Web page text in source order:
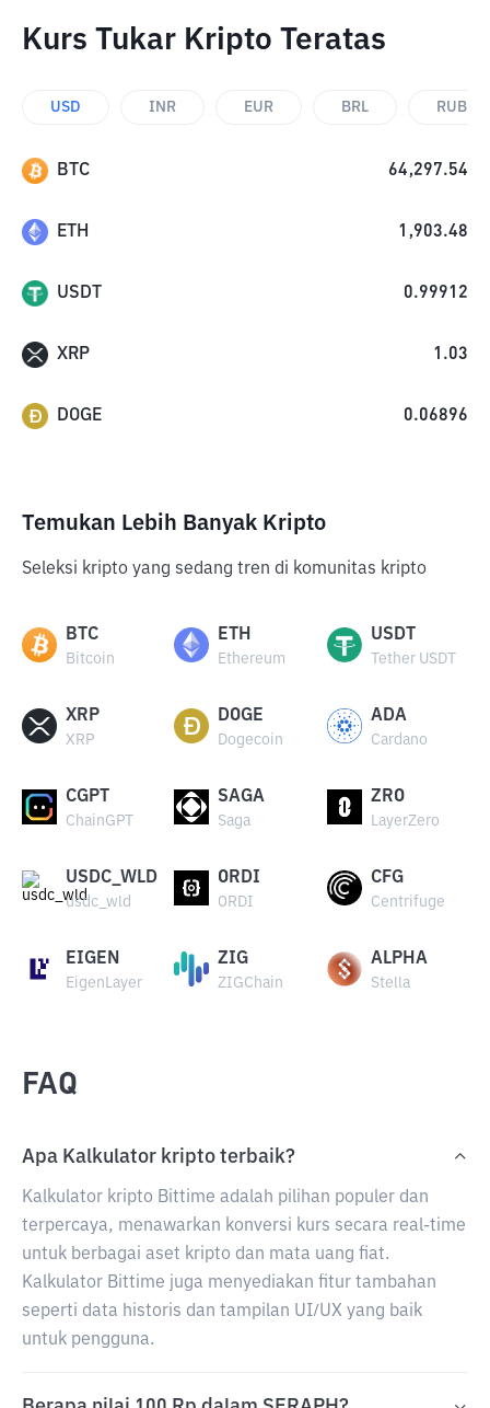
Kurs Tukar Kripto Teratas
USD INR EUR BRL RUB
BTC 64,297.54
ETH 1,903.48
USDT 0.99912
XRP 1.03
DOGE 0.06896
Temukan Lebih Banyak Kripto
Seleksi kripto yang sedang tren di komunitas kripto
BTC
Bitcoin
ETH
Ethereum
USDT
Tether USDT
XRP
XRP
DOGE
Dogecoin
ADA
Cardano
CGPT
ChainGPT
SAGA
Saga
ZRO
LayerZero
USDC_WLD
usdc_wld
ORDI
ORDI
CFG
Centrifuge
EIGEN
EigenLayer
ZIG
ZIGChain
ALPHA
Stella
FAQ
Apa Kalkulator kripto terbaik?
Kalkulator kripto Bittime adalah pilihan populer dan
terpercaya, menawarkan konversi kurs secara real-time
untuk berbagai aset kripto dan mata uang fiat.
Kalkulator Bittime juga menyediakan fitur tambahan
seperti data historis dan tampilan UI/UX yang baik
untuk pengguna.